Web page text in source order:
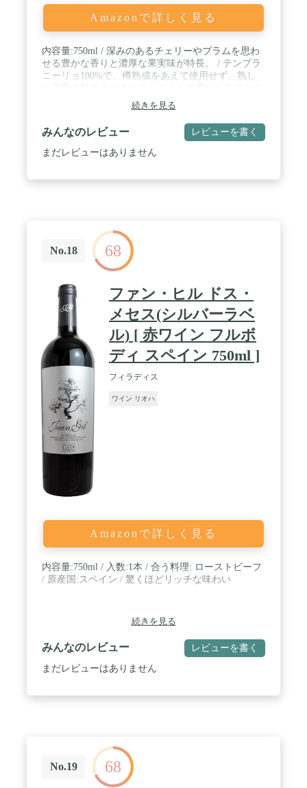
Amazonで詳しく見る
内容量:750ml / 深みのあるチェリーやプラムを思わ
せる豊かな香りと濃厚な果実味が特長。 / テンプラ
ニーリョ100%で、樽熟成をあえて使用せず、熟し
ワインです。 / 飲む人にとって定番の「私のワイ
ン」になってほしい、という願いを込めました。 /
ブラント名: Freixenet(フレシネ)
続きを見る
みんなのレビュー レビューを書く
まだレビューはありません
No.18 68
ファン・ヒル ドス・
メセス(シルバーラベ
ル) [ 赤ワイン フルボ
ディ スペイン 750ml ]
フィラディス
ワイン リオハ
Amazonで詳しく見る
内容量:750ml / 入数:1本 / 合う料理: ローストビーフ
/ 原産国:スペイン / 驚くほどリッチな味わい
続きを見る
みんなのレビュー レビューを書く
まだレビューはありません
No.19 68